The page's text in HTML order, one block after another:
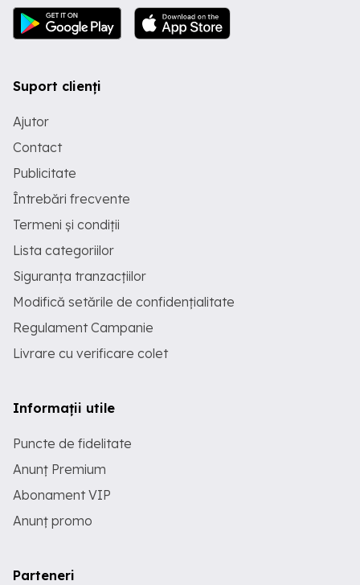
Suport clienți
Ajutor
Contact
Publicitate
Întrebări frecvente
Termeni și condiții
Lista categoriilor
Siguranța tranzacțiilor
Modifică setările de confidențialitate
Regulament Campanie
Livrare cu verificare colet
Informații utile
Puncte de fidelitate
Anunț Premium
Abonament VIP
Anunț promo
Parteneri